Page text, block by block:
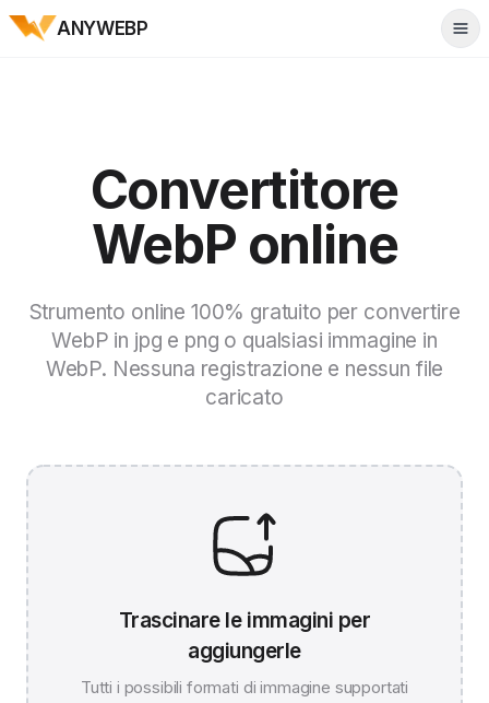
ANYWEBP
Convertitore
WebP online
Strumento online 100% gratuito per convertire
WebP in jpg e png o qualsiasi immagine in
WebP. Nessuna registrazione e nessun file
caricato
Trascinare le immagini per
aggiungerle
Tutti i possibili formati di immagine supportati